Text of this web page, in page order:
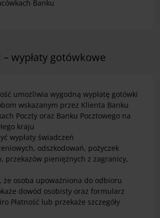
Banku
– wypłaty gotówkowe
umożliwia wygodną wypłatę gotówki
wskazanym przez Klienta Banku
Poczty oraz Banku Pocztowego na
kraju
wypłaty świadczeń
odszkodowań, pożyczek
przekazów pieniężnych z zagranicy,
że osoba upoważniona do odbioru
dowód osobisty oraz formularz
Płatność lub przekaże szczegóły